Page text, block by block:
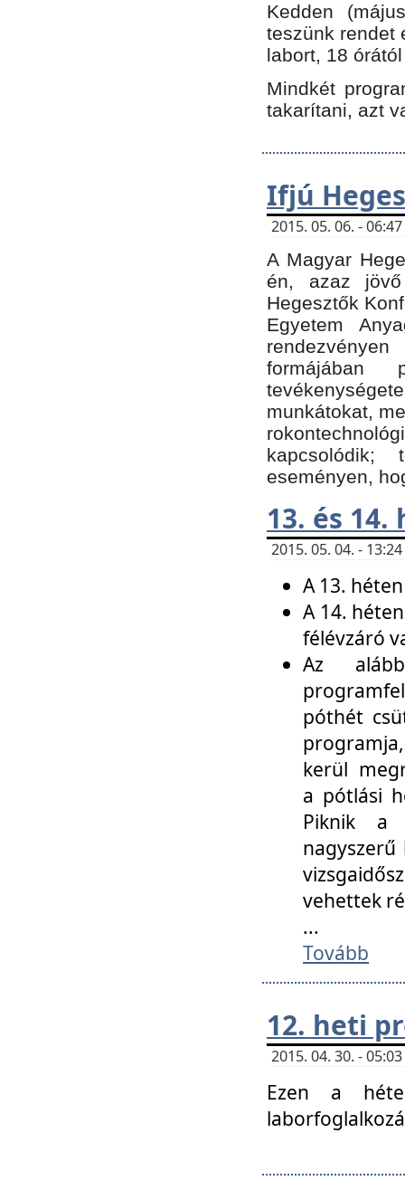
Kedden
teszünk rendet
labort, 18
Mindkét
takarítani, azt
Ifjú
2015. 05. 06. -
A Magyar
én, azaz
Hegesztők
Egyetem
formájában
munkátokat,
eseményen,
13. és
2015. 05. 04. -
A 13.
A 14.
félévzáró
Az
póthét
kerül
a pótlási
Piknik a
vehettek
...
Tovább
12. heti
2015. 04. 30. -
Ezen a